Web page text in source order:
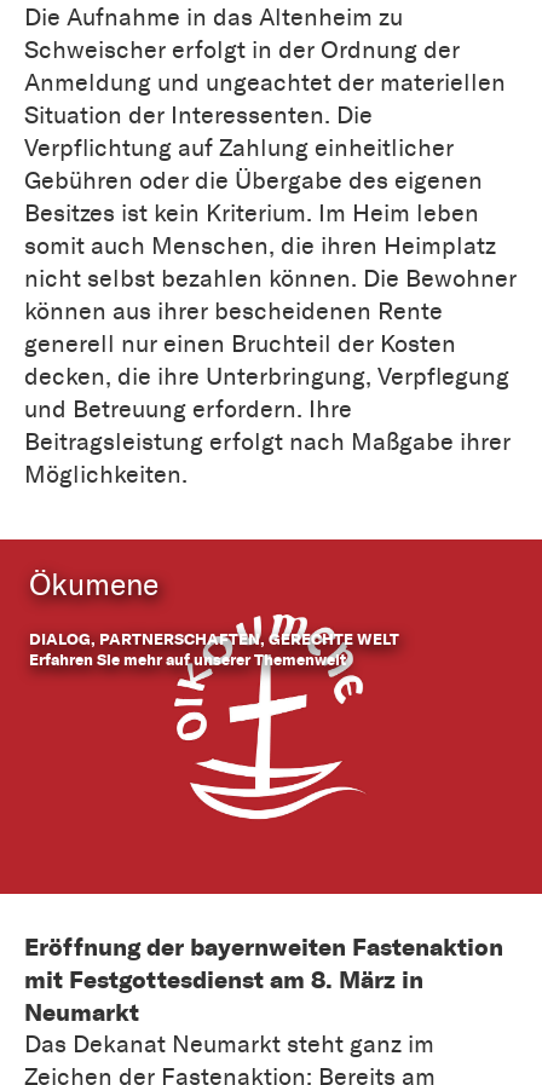
Die Aufnahme in das Altenheim zu
Schweischer erfolgt in der Ordnung der
Anmeldung und ungeachtet der materiellen
Situation der Interessenten. Die
Verpflichtung auf Zahlung einheitlicher
Gebühren oder die Übergabe des eigenen
Besitzes ist kein Kriterium. Im Heim leben
somit auch Menschen, die ihren Heimplatz
nicht selbst bezahlen können. Die Bewohner
können aus ihrer bescheidenen Rente
generell nur einen Bruchteil der Kosten
decken, die ihre Unterbringung, Verpflegung
und Betreuung erfordern. Ihre
Beitragsleistung erfolgt nach Maßgabe ihrer
Möglichkeiten.
Ökumene
DIALOG, PARTNERSCHAFTEN, GERECHTE WELT
Erfahren Sie mehr auf unserer Themenwelt
Eröffnung der bayernweiten Fastenaktion
mit Festgottesdienst am 8. März in
Neumarkt
Das Dekanat Neumarkt steht ganz im
Zeichen der Fastenaktion: Bereits am